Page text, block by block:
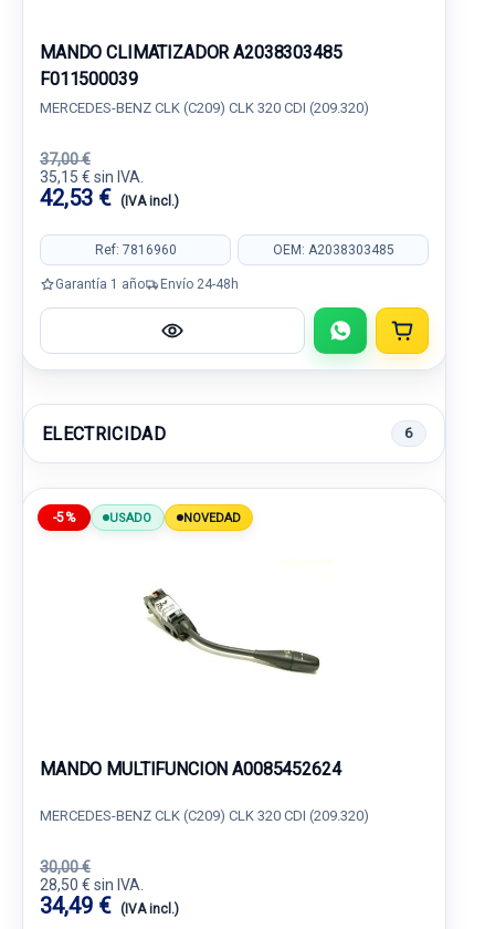
MANDO CLIMATIZADOR A2038303485
F011500039
MERCEDES-BENZ CLK (C209) CLK 320 CDI (209.320)
37,00 €
35,15 € sin IVA.
42,53 € (IVA incl.)
Ref: 7816960 OEM: A2038303485
Garantía 1 año Envío 24-48h
ELECTRICIDAD 6
-5% USADO NOVEDAD
MANDO MULTIFUNCION A0085452624
MERCEDES-BENZ CLK (C209) CLK 320 CDI (209.320)
30,00 €
28,50 € sin IVA.
34,49 € (IVA incl.)